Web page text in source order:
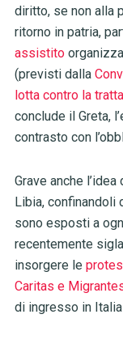
diritto, se non alla
ritorno in patria,
assistito
(previsti dalla
lotta contro la tratta
conclude il Greta,
contrasto con
Grave anche
Libia, confinandoli
sono esposti a
recentemente
insorgere le
Caritas e
di ingresso in